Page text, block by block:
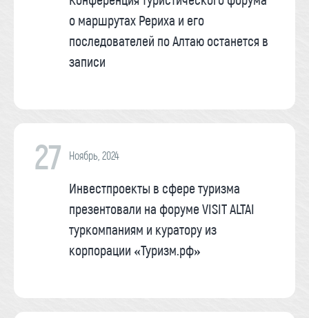
о маршрутах Рериха и его
последователей по Алтаю останется в
записи
27 Ноябрь, 2024
Инвестпроекты в сфере туризма
презентовали на форуме VISIT ALTAI
туркомпаниям и куратору из
корпорации «Туризм.рф»